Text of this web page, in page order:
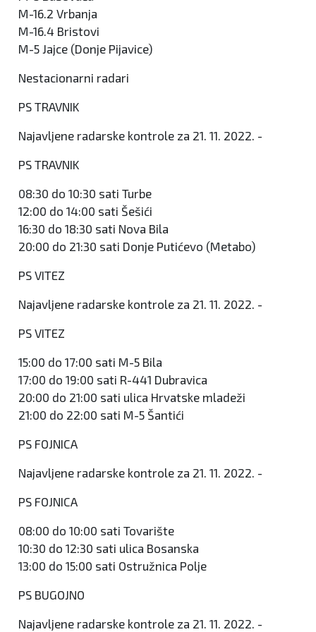
M-16.2 Vrbanja
M-16.4 Bristovi
M-5 Jajce (Donje Pijavice)
Nestacionarni radari
PS TRAVNIK
Najavljene radarske kontrole za 21. 11. 2022. -
PS TRAVNIK
08:30 do 10:30 sati Turbe
12:00 do 14:00 sati Šešići
16:30 do 18:30 sati Nova Bila
20:00 do 21:30 sati Donje Putićevo (Metabo)
PS VITEZ
Najavljene radarske kontrole za 21. 11. 2022. -
PS VITEZ
15:00 do 17:00 sati M-5 Bila
17:00 do 19:00 sati R-441 Dubravica
20:00 do 21:00 sati ulica Hrvatske mladeži
21:00 do 22:00 sati M-5 Šantići
PS FOJNICA
Najavljene radarske kontrole za 21. 11. 2022. -
PS FOJNICA
08:00 do 10:00 sati Tovarište
10:30 do 12:30 sati ulica Bosanska
13:00 do 15:00 sati Ostružnica Polje
PS BUGOJNO
Najavljene radarske kontrole za 21. 11. 2022. -